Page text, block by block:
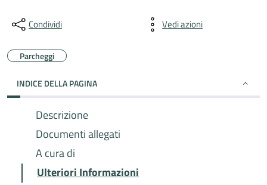
Condividi Vedi azioni
Parcheggi
INDICE DELLA PAGINA
Descrizione
Documenti allegati
A cura di
Ulteriori Informazioni